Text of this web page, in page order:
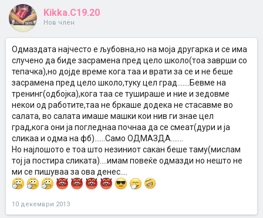
Kikka.C19.20
Нов член
Одмаздата најчесто е љубовна,но на моја другарка и се има
случено да биде засрамена пред цело школо(тоа заврши со
тепачка),но дојде време кога таа и врати за се и не беше
засрамена пред цело школо,туку цел град.......Бевме на
тренинг(одбојка),кога таа се тушираше и ние и зедовме
некои од работите,таа не бркаше додека не стасавме во
салата, во салата имаше машки кои нив ги знае цел
град,кога они ја погледнаа почнаа да се смеат(дури и ја
сликаа и одма на фб)......Само ОДМАЗДА.......
Но најлошото е тоа што незиниот сакан беше таму(мислам
тој ја постира сликата)....имам повеќе одмазди но нешто не
ми се пишуваа за ова денес....
10 декември 2013